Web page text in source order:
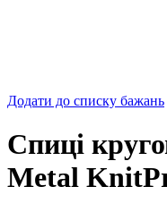
Додати до списку бажань
Спиці
Metal